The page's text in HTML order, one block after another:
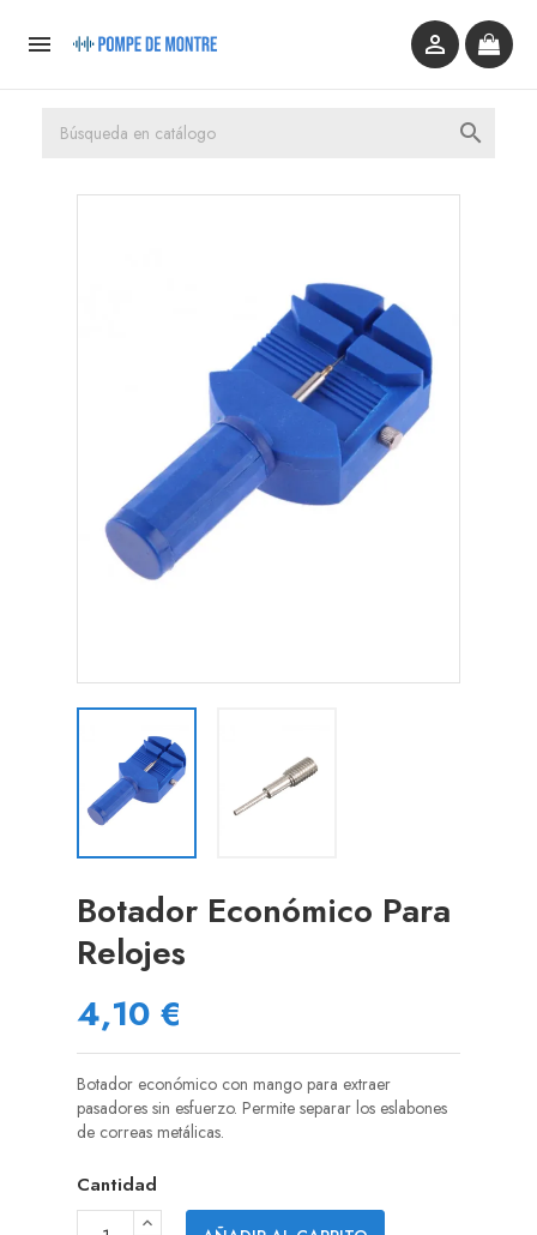
 

Botador Económico Para
Relojes
4,10 €
Botador económico con mango para extraer
pasadores sin esfuerzo. Permite separar los eslabones
de correas metálicas.
Cantidad